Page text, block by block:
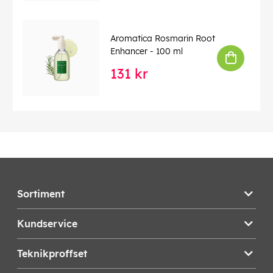
Aromatica Rosmarin Root
Enhancer - 100 ml
131 kr
Sortiment
Kundservice
Teknikproffset